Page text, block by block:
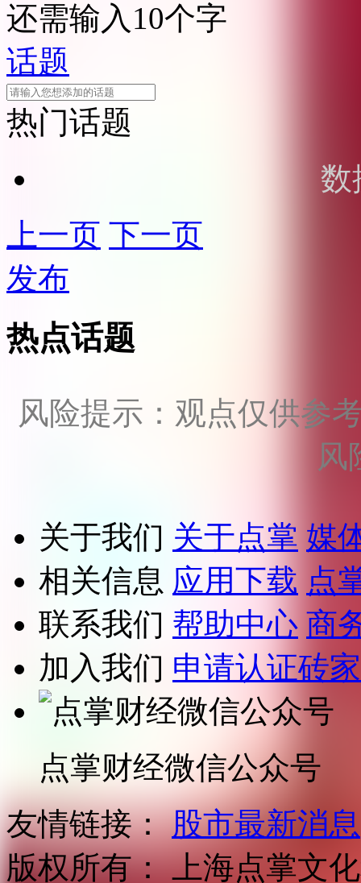
还需输入10个字
话题
热门话题
数
上一页 下一页
发布
热点话题
风险提示：观点仅供参
风
关于我们 关于点掌 媒
相关信息 应用下载 点
联系我们 帮助中心 商
加入我们 申请认证砖家
点掌财经微信公众号
友情链接： 股市最新消息
版权所有： 上海点掌文